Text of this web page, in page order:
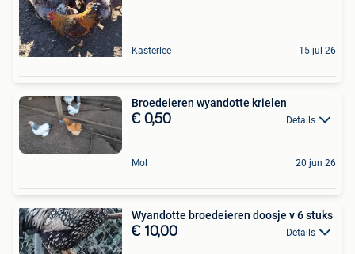
Kasterlee 15 jul 26
Broedeieren wyandotte krielen
€ 0,50 Details
Mol 20 jun 26
Wyandotte broedeieren doosje v 6 stuks
€ 10,00 Details